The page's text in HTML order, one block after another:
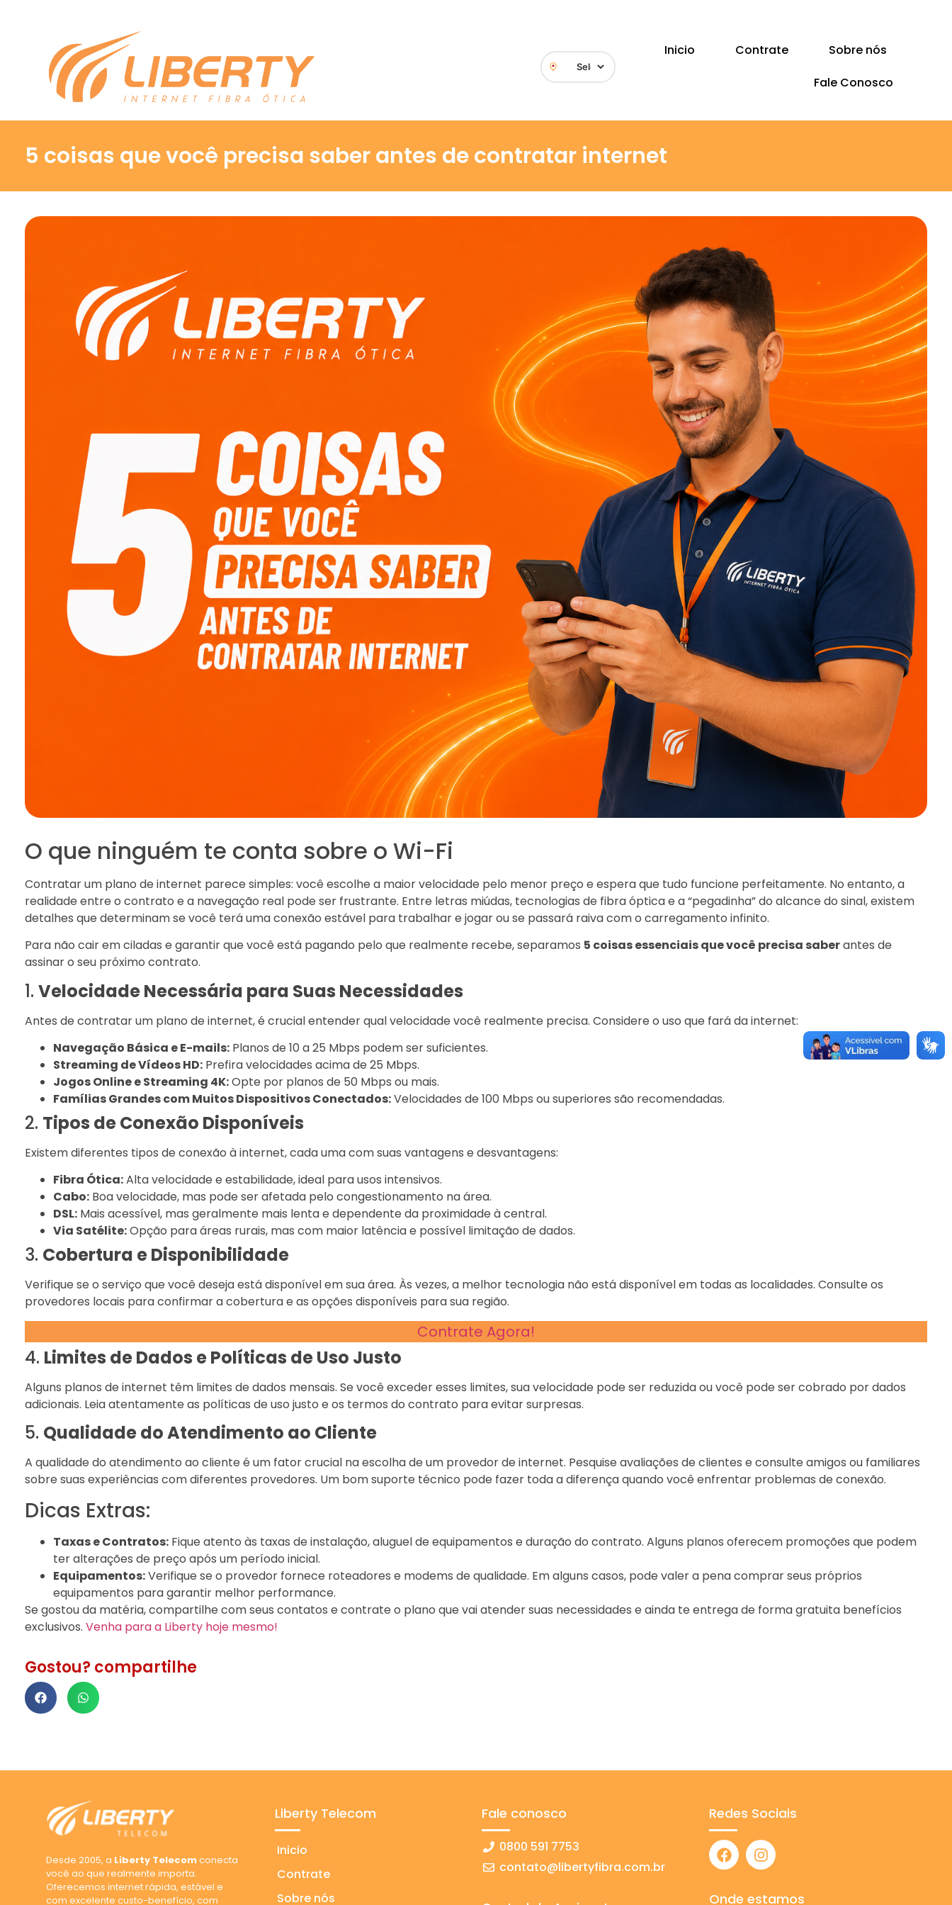
Inicio Contrate
Sobre nós
Fale Conosco
5 coisas que você precisa saber antes de contratar internet
O que ninguém te conta sobre o Wi-Fi
Contratar um plano de internet parece simples: você escolhe a maior velocidade pelo menor preço e espera que tudo funcione perfeitamente. No entanto, a
realidade entre o contrato e a navegação real pode ser frustrante. Entre letras miúdas, tecnologias de fibra óptica e a “pegadinha” do alcance do sinal, existem
detalhes que determinam se você terá uma conexão estável para trabalhar e jogar ou se passará raiva com o carregamento infinito.
Para não cair em ciladas e garantir que você está pagando pelo que realmente recebe, separamos 5 coisas essenciais que você precisa saberantes de
assinar o seu próximo contrato.
1. Velocidade Necessária para Suas Necessidades
Antes de contratar um plano de internet, é crucial entender qual velocidade você realmente precisa. Considere o uso que fará da internet:
Navegação Básica e E-mails: Planos de 10 a 25 Mbps podem ser suficientes.
Streaming de Vídeos HD: Prefira velocidades acima de 25 Mbps.
Jogos Online e Streaming 4K:Opte por planos de 50 Mbps ou mais.
Famílias Grandes com Muitos Dispositivos Conectados:Velocidades de 100 Mbps ou superiores são recomendadas.
2. Tipos de Conexão Disponíveis
Existem diferentes tipos de conexão à internet, cada uma com suas vantagens e desvantagens:
Fibra Ótica:Alta velocidade e estabilidade, ideal para usos intensivos.
Cabo: Boa velocidade, mas pode ser afetada pelo congestionamento na área.
DSL: Mais acessível, mas geralmente mais lenta e dependente da proximidade à central.
Via Satélite:Opção para áreas rurais, mas com maior latência e possível limitação de dados.
3. Cobertura e Disponibilidade
Verifique se o serviço que você deseja está disponível em sua área. Às vezes, a melhor tecnologia não está disponível em todas as localidades. Consulte os
provedores locais para confirmar a cobertura e as opções disponíveis para sua região.
Contrate Agora!
4. Limites de Dados e Políticas de Uso Justo
Alguns planos de internet têm limites de dados mensais. Se você exceder esses limites, sua velocidade pode ser reduzida ou você pode ser cobrado por dados
adicionais. Leia atentamente as políticas de uso justo e os termos do contrato para evitar surpresas.
5. Qualidade do Atendimento ao Cliente
A qualidade do atendimento ao cliente é um fator crucial na escolha de um provedor de internet. Pesquise avaliações de clientes e consulte amigos ou familiares
sobre suas experiências com diferentes provedores. Um bom suporte técnico pode fazer toda a diferença quando você enfrentar problemas de conexão.
Dicas Extras:
Taxas e Contratos: Fique atento às taxas de instalação, aluguel de equipamentos e duração do contrato. Alguns planos oferecem promoções que podem
ter alterações de preço após um período inicial.
Equipamentos:Verifique se o provedor fornece roteadores e modems de qualidade. Em alguns casos, pode valer a pena comprar seus próprios
equipamentos para garantir melhor performance.
Se gostou da matéria, compartilhe com seus contatos e contrate o plano que vai atender suas necessidades e ainda te entrega de forma gratuita benefícios
exclusivos. Venha para a Liberty hoje mesmo!
Gostou? compartilhe
Desde 2005, a Liberty Telecomconecta
você ao que realmente importa.
Oferecemos internet rápida, estável e
com excelente custo-benefício, com
Liberty Telecom
Inicio
Contrate
Sobre nós
Fale conosco
0800 591 7753
contato@libertyfibra.com.br
Redes Sociais
Onde estamos